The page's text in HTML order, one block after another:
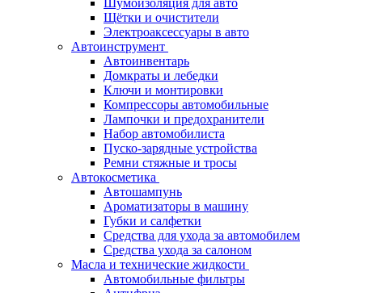
Щётки и очистители
Электроаксессуары в авто
Автоинструмент
Автоинвентарь
Домкраты и лебедки
Ключи и монтировки
Компрессоры автомобильные
Лампочки и предохранители
Набор автомобилиста
Пуско-зарядные устройства
Ремни стяжные и тросы
Автокосметика
Автошампунь
Ароматизаторы в машину
Губки и салфетки
Средства для ухода за автомобилем
Средства ухода за салоном
Масла и технические жидкости
Автомобильные фильтры